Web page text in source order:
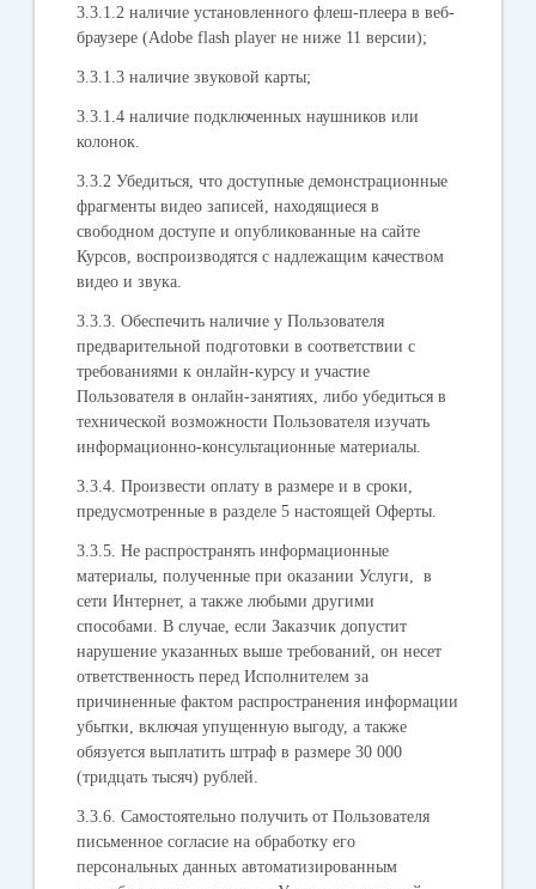
3.3.1.2 наличие установленного флеш-плеера в веб-
браузере (Adobe flash player не ниже 11 версии);
3.3.1.3 наличие звуковой карты;
3.3.1.4 наличие подключенных наушников или
колонок.
3.3.2 Убедиться, что доступные демонстрационные
фрагменты видео записей, находящиеся в
свободном доступе и опубликованные на сайте
Курсов, воспроизводятся с надлежащим качеством
видео и звука.
3.3.3. Обеспечить наличие у Пользователя
предварительной подготовки в соответствии с
требованиями к онлайн-курсу и участие
Пользователя в онлайн-занятиях, либо убедиться в
технической возможности Пользователя изучать
информационно-консультационные материалы.
3.3.4. Произвести оплату в размере и в сроки,
предусмотренные в разделе 5 настоящей Оферты.
3.3.5. Не распространять информационные
материалы, полученные при оказании Услуги, в
сети Интернет, а также любыми другими
способами. В случае, если Заказчик допустит
нарушение указанных выше требований, он несет
ответственность перед Исполнителем за
причиненные фактом распространения информации
убытки, включая упущенную выгоду, а также
обязуется выплатить штраф в размере 30 000
(тридцать тысяч) рублей.
3.3.6. Самостоятельно получить от Пользователя
письменное согласие на обработку его
персональных данных автоматизированным